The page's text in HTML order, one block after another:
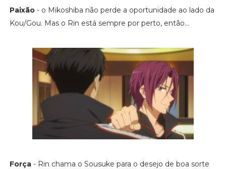
Paixão- o Mikoshiba não perde a oportunidade ao lado da
Kou/Gou. Mas o Rin está sempre por perto, então...
Força- Rin chama o Sousuke para o desejo de boa sorte